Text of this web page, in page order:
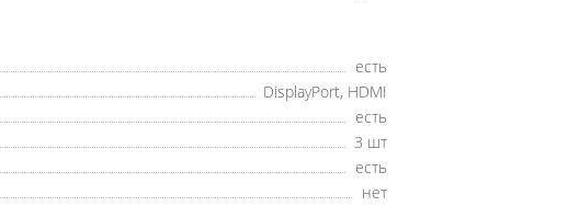
есть
DisplayPort, HDMI
есть
3 шт
есть
нет